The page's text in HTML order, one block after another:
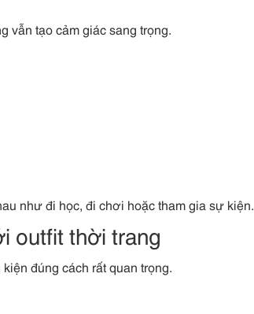
vẫn tạo cảm giác sang trọng.
như đi học, đi chơi hoặc tham gia sự kiện.
outfit thời trang
đúng cách rất quan trọng.